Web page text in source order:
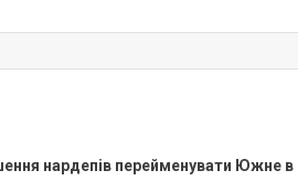
нардепів перейменувати Южне в